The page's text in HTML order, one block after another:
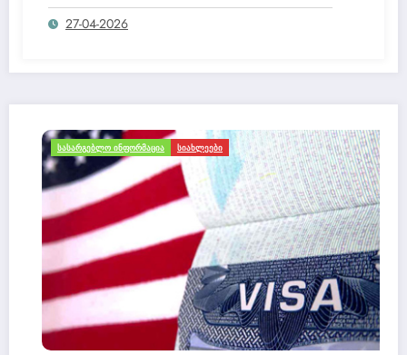
27-04-2026
ᲡᲐᲡᲐᲠᲒᲔᲑᲚᲝ ᲘᲜᲤᲝᲠᲛᲐᲪᲘᲐ ᲡᲘᲐᲮᲚᲔᲔᲑᲘ